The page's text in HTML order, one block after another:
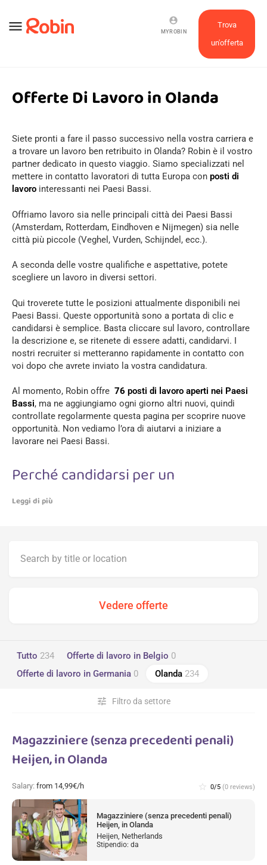
menu
Trova
un'offerta
account_circle
MYROBIN
Offerte Di Lavoro in Olanda
Siete pronti a fare il passo successivo nella vostra carriera e
a trovare un lavoro ben retribuito in Olanda? Robin è il vostro
partner dedicato in questo viaggio. Siamo specializzati nel
mettere in contatto lavoratori di tutta Europa con posti di
lavoro interessanti nei Paesi Bassi.
Offriamo lavoro sia nelle principali città dei Paesi Bassi
(Amsterdam, Rotterdam, Eindhoven e Nijmegen) sia nelle
città più piccole (Veghel, Vurden, Schijndel, ecc.).
A seconda delle vostre qualifiche e aspettative, potete
scegliere un lavoro in diversi settori.
Qui troverete tutte le posizioni attualmente disponibili nei
Paesi Bassi. Queste opportunità sono a portata di clic e
candidarsi è semplice. Basta cliccare sul lavoro, controllare
la descrizione e, se ritenete di essere adatti, candidarvi. I
nostri recruiter si metteranno rapidamente in contatto con
voi dopo che avrete inviato la vostra candidatura.
Al momento, Robin offre 76 posti di lavoro aperti nei Paesi
Bassi, ma ne aggiungiamo ogni giorno altri nuovi, quindi
controllate regolarmente questa pagina per scoprire nuove
opportunità. Non vediamo l’ora di aiutarvi a iniziare a
lavorare nei Paesi Bassi.
Perché candidarsi per un
Leggi di più
Tutto 234 Offerte di lavoro in Belgio 0
Offerte di lavoro in Germania 0 Olanda 234
Filtro da settore
tune
Magazziniere (senza precedenti penali)
Heijen, in Olanda
Salary: from 14,99€/h star_border 0/5 (0 reviews)
Magazziniere (senza precedenti penali)
Heijen, in Olanda
Heijen, Netherlands
Stipendio: da